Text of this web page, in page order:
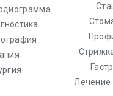
Лечение